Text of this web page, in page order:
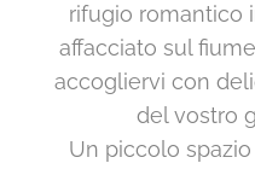
rifugio romantico
affacciato sul
accogliervi con
del vostro
Un piccolo